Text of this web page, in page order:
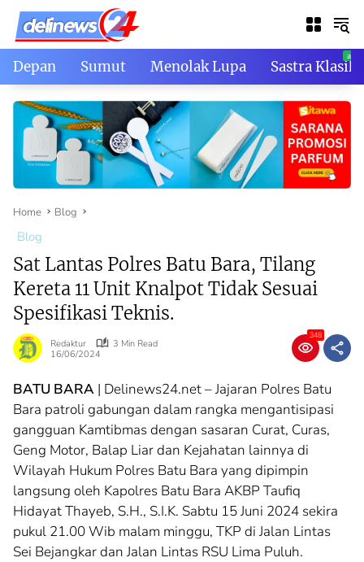
Skip
content
Depan Sumut Menolak Lupa Sastra Klasik
Home Blog
Blog
Sat Lantas Polres Batu Bara, Tilang
Kereta 11 Unit Knalpot Tidak Sesuai
Spesifikasi Teknis.
Redaktur
3 Min Read
16/06/2024
348
BATU BARA | Delinews24.net – Jajaran Polres Batu
Bara patroli gabungan dalam rangka mengantisipasi
gangguan Kamtibmas dengan sasaran Curat, Curas,
Geng Motor, Balap Liar dan Kejahatan lainnya di
Wilayah Hukum Polres Batu Bara yang dipimpin
langsung oleh Kapolres Batu Bara AKBP Taufiq
Hidayat Thayeb, S.H., S.I.K. Sabtu 15 Juni 2024 sekira
pukul 21.00 Wib malam minggu, TKP di Jalan Lintas
Sei Bejangkar dan Jalan Lintas RSU Lima Puluh.